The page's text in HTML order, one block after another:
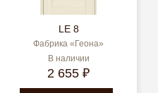
LE 8
Фабрика «Геона»
В наличии
2 655 ₽